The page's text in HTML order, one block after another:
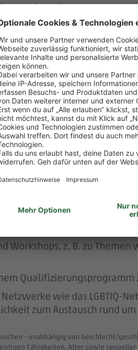
der REWE Group hast
vereinbaren –
Jahr.
dafür, dass du dir
einen Hausbau.
unterstützt dich durch die
PENNY – wir
Entwicklungsgespräche
Mittelpunkt stehst.
Workshops, z. B. zu
wie das LGBTIQ-
zum Austausch rund
- unabhängig von Geschlecht/
Fähigkeiten, Alter sowie